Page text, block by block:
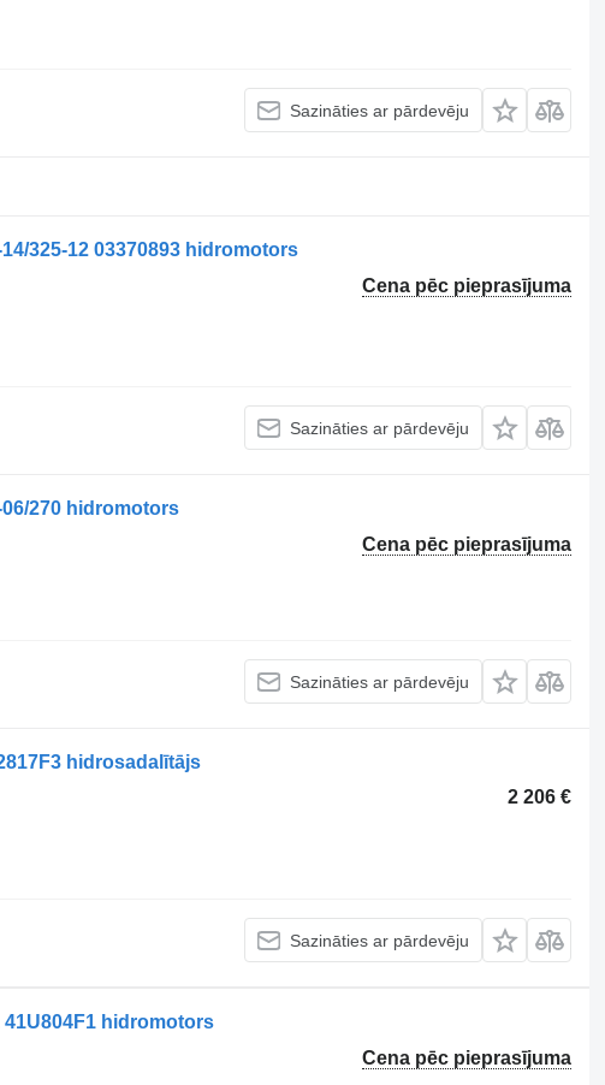
Sazināties ar pārdevēju
325-12 03370893 hidromotors
Cena pēc pieprasījuma
Sazināties ar pārdevēju
270 hidromotors
Cena pēc pieprasījuma
Sazināties ar pārdevēju
hidrosadalītājs
2 206 €
Sazināties ar pārdevēju
41U804F1 hidromotors
Cena pēc pieprasījuma